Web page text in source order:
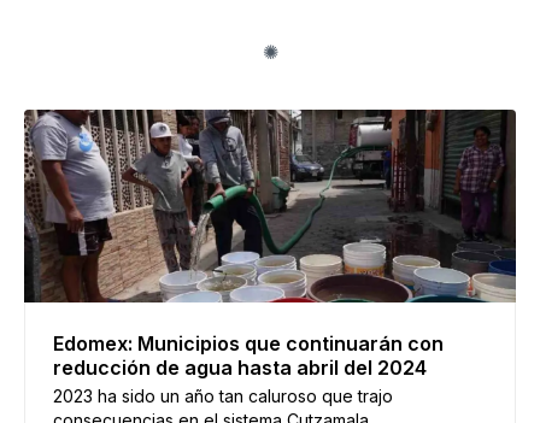
Edomex: Municipios que continuarán con
reducción de agua hasta abril del 2024
2023 ha sido un año tan caluroso que trajo